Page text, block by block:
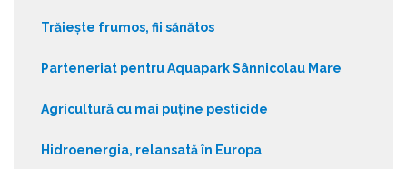
Trăiește frumos, fii sănătos
Parteneriat pentru Aquapark Sânnicolau Mare
Agricultură cu mai puține pesticide
Hidroenergia, relansată în Europa